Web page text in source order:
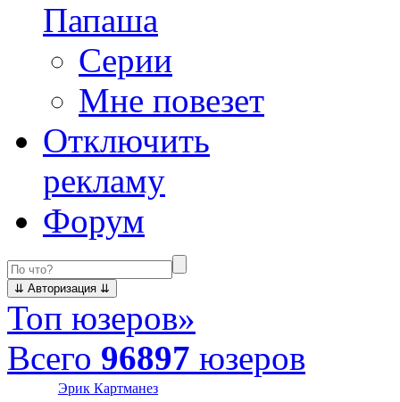
Папаша
Серии
Мне повезет
Отключить
рекламу
Форум
Топ юзеров»
Всего 96897 юзеров
Эрик Картманез